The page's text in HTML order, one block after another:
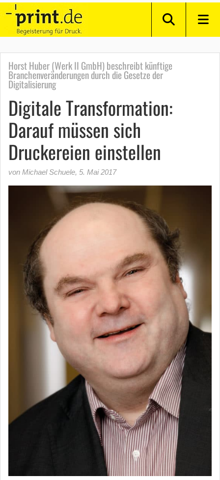
Horst Huber (Werk II GmbH) beschreibt künftige
Branchenveränderungen durch die Gesetze der
Digitalisierung
Digitale Transformation:
Darauf müssen sich
Druckereien einstellen
von Michael Schuele, 5. Mai 2017